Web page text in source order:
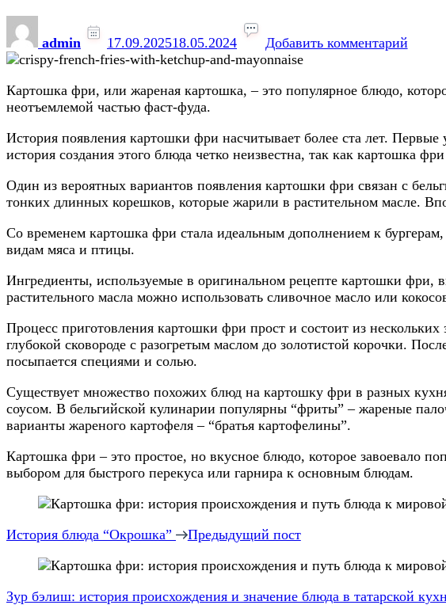
admin 17.09.202518.05.2024 Добавить комментарийзаписи
путь
блюда
Картошка фри, или жареная картошка, – это популярное блюдо,
неотъемлемой частью фаст-фуда.
История появления картошки фри насчитывает более ста лет.
история создания этого блюда четко неизвестна, так как картошка
Один из вероятных вариантов появления картошки фри связан с
тонких длинных корешков, которые жарили в растительном масле.
Со временем картошка фри стала идеальным дополнением к
видам мяса и птицы.
Ингредиенты, используемые в оригинальном рецепте картошки фри,
растительного масла можно использовать сливочное масло или
Процесс приготовления картошки фри прост и состоит из
глубокой сковороде с разогретым маслом до золотистой корочки.
посыпается специями и солью.
Существует множество похожих блюд на картошку фри в разных
соусом. В бельгийской кулинарии популярны “фриты” – жареные
варианты жареного картофеля – “братья картофелины”.
Картошка фри – это простое, но вкусное блюдо, которое завоевало
выбором для быстрого перекуса или гарнира к основным блюдам.
Навигация
по
записям
История блюда “Окрошка” Предыдущий пост
Зур бэлиш: история происхождения и значение блюда в татарской